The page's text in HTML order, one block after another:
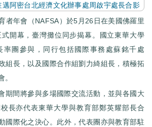
阿密台北經濟文化辦事處周啟宇處長合影
者年會（NAFSA）於5月26日在美國佛羅里
開幕，臺灣攤位同步揭幕。國立東華大學
率團參與，同行包括國際事務處蘇銘千處
組長，以及國際合作組劉力綺組長，積極拓
。
期間將參與多場國際交流活動，並與各國大
長亦代表東華大學與教育部鄭英耀部長合
國際化之決心。此外，代表團亦與教育部駐